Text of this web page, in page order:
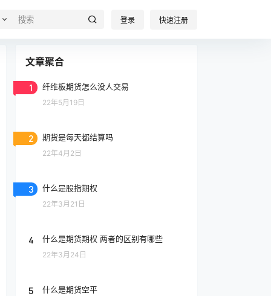
登录 快速注册
文章聚合
1 纤维板期货怎么没人交易
22年5月19日
2 期货是每天都结算吗
22年4月2日
3 什么是股指期权
22年3月21日
4 什么是期货期权 两者的区别有哪些
22年3月24日
5 什么是期货空平